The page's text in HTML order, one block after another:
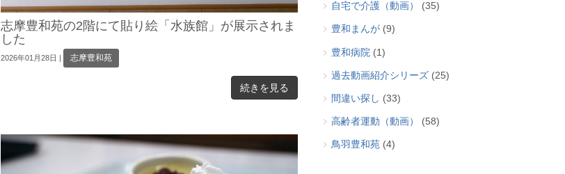
志摩豊和苑の2階にて貼り絵「水族館」が展示されま
した
2026年01月28日 | 志摩豊和苑
続きを見る
自宅で介護（動画） (35)
豊和まんが(9)
豊和病院 (1)
過去動画紹介シリーズ(25)
間違い探し (33)
高齢者運動（動画） (58)
鳥羽豊和苑(4)